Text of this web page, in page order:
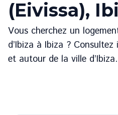
(Eivissa),
Vous cherchez un
d’Ibiza à Ibiza ?
et autour de la ville d’Ibiza.